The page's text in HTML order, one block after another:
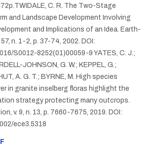
TWIDALE, C. R. The Two-Stage
and Landscape Development Involving
and Implications of an Idea. Earth-
n. 1-2, p. 37-74, 2002. DOI:
S0012-8252(01)00059-9 YATES, C. J.;
JOHNSON, G. W.; KEPPEL, G.;
A. G. T.; BYRNE, M. High species
in granite inselberg floras highlight the
strategy protecting many outcrops.
v. 9, n. 13, p. 7660-7675, 2019. DOI:
ece3.5318